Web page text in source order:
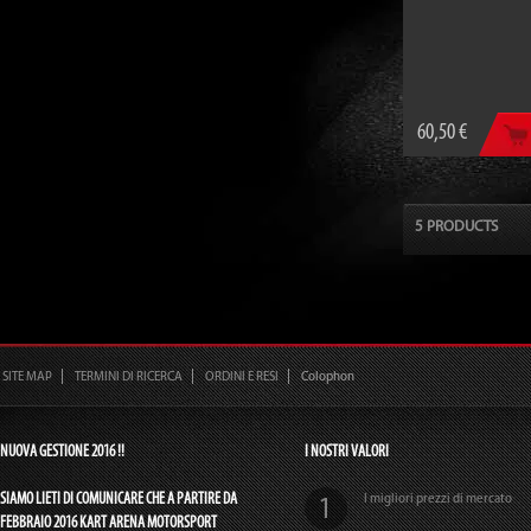
60,50 €
5 PRODUCTS
SITE MAP TERMINI DI RICERCA ORDINI E RESI Colophon
NUOVA GESTIONE 2016 !!
SIAMO LIETI DI COMUNICARE CHE A PARTIRE DA
FEBBRAIO 2016 KART ARENA MOTORSPORT
I NOSTRI VALORI
I migliori prezzi di mercato